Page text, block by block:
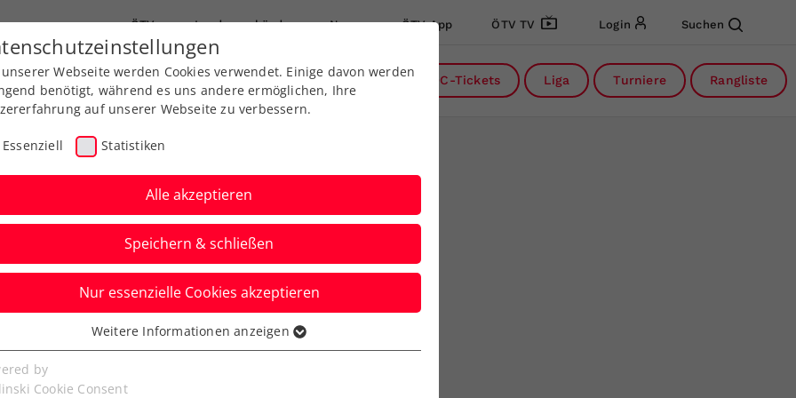
ÖTV Landesverbände News ÖTV App ÖTV TV Login Suchen
Ausbildungen Services Über uns DC-Tickets Liga Turniere Rangliste
Behrmann lässt in
Finale folgen
Webseite werden Cookies verwendet. Einige davon werden
benötigt, während es uns andere ermöglichen, Ihre
auf unserer Webseite zu verbessern.
Essenziell Statistiken
Alle akzeptieren
Speichern & schließen
Nur essenzielle Cookies akzeptieren
Cookies werden für grundlegende Funktionen der
benötigt. Dadurch ist gewährleistet, dass die Webseite
Weitere Informationen anzeigen
by
Cookie Consent